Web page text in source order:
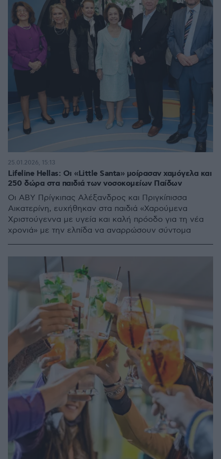
Lifeline Hellas: Οι «Little Santa» μοίρασαν χαμόγελα και
250 δώρα στα παιδιά των νοσοκομείων Παίδων
Οι ΑΒΥ Πρίγκιπας Αλέξανδρος και Πριγκίπισσα
Αικατερίνη, ευχήθηκαν στα παιδιά «Χαρούμενα
Χριστούγεννα με υγεία και καλή πρόοδο για τη νέα
χρονιά» με την ελπίδα να αναρρώσουν σύντομα
25.01.2026, 15:13